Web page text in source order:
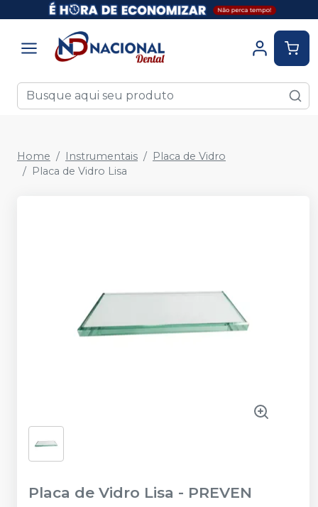
Home Instrumentais
Placa de Vidro
Placa de Vidro Lisa
Placa de Vidro Lisa - PREVEN